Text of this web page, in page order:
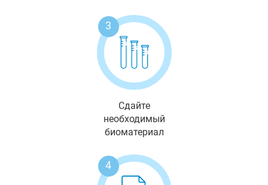
3
Сдайте
необходимый
биоматериал
4